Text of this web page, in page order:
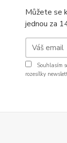
Můžete se
jednou za
Souhlasím
rozesílky